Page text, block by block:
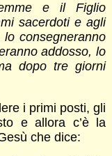
e il Figlio
sacerdoti e agli
consegneranno
addosso, lo
dopo tre giorni
i primi posti, gli
e allora c’è la
che dice: